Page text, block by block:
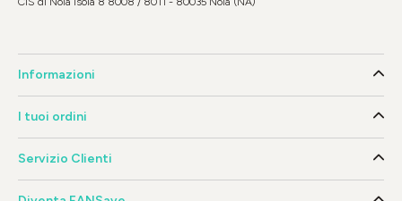
Informazioni
I tuoi ordini
Servizio Clienti